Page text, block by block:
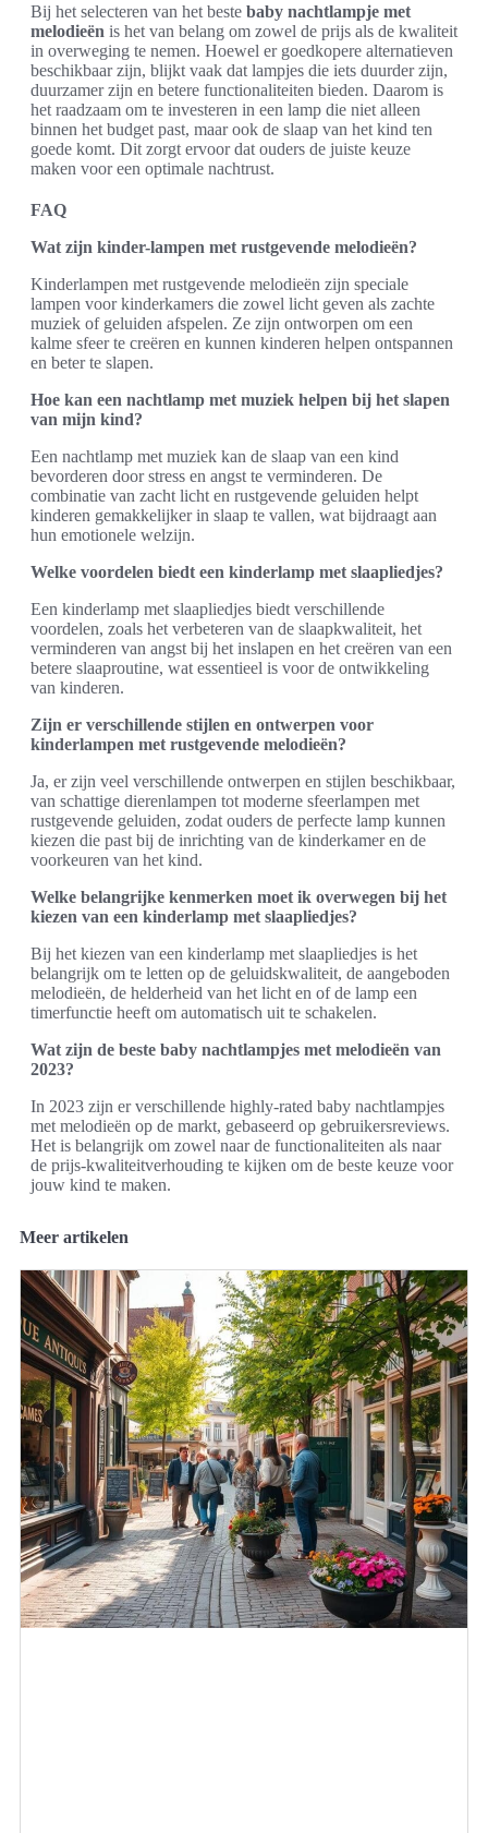
Bij het selecteren van het beste baby nachtlampje met
melodieën is het van belang om zowel de prijs als de kwaliteit
in overweging te nemen. Hoewel er goedkopere alternatieven
beschikbaar zijn, blijkt vaak dat lampjes die iets duurder zijn,
duurzamer zijn en betere functionaliteiten bieden. Daarom is
het raadzaam om te investeren in een lamp die niet alleen
binnen het budget past, maar ook de slaap van het kind ten
goede komt. Dit zorgt ervoor dat ouders de juiste keuze
maken voor een optimale nachtrust.
FAQ
Wat zijn kinder-lampen met rustgevende melodieën?
Kinderlampen met rustgevende melodieën zijn speciale
lampen voor kinderkamers die zowel licht geven als zachte
muziek of geluiden afspelen. Ze zijn ontworpen om een
kalme sfeer te creëren en kunnen kinderen helpen ontspannen
en beter te slapen.
Hoe kan een nachtlamp met muziek helpen bij het slapen
van mijn kind?
Een nachtlamp met muziek kan de slaap van een kind
bevorderen door stress en angst te verminderen. De
combinatie van zacht licht en rustgevende geluiden helpt
kinderen gemakkelijker in slaap te vallen, wat bijdraagt aan
hun emotionele welzijn.
Welke voordelen biedt een kinderlamp met slaapliedjes?
Een kinderlamp met slaapliedjes biedt verschillende
voordelen, zoals het verbeteren van de slaapkwaliteit, het
verminderen van angst bij het inslapen en het creëren van een
betere slaaproutine, wat essentieel is voor de ontwikkeling
van kinderen.
Zijn er verschillende stijlen en ontwerpen voor
kinderlampen met rustgevende melodieën?
Ja, er zijn veel verschillende ontwerpen en stijlen beschikbaar,
van schattige dierenlampen tot moderne sfeerlampen met
rustgevende geluiden, zodat ouders de perfecte lamp kunnen
kiezen die past bij de inrichting van de kinderkamer en de
voorkeuren van het kind.
Welke belangrijke kenmerken moet ik overwegen bij het
kiezen van een kinderlamp met slaapliedjes?
Bij het kiezen van een kinderlamp met slaapliedjes is het
belangrijk om te letten op de geluidskwaliteit, de aangeboden
melodieën, de helderheid van het licht en of de lamp een
timerfunctie heeft om automatisch uit te schakelen.
Wat zijn de beste baby nachtlampjes met melodieën van
2023?
In 2023 zijn er verschillende highly-rated baby nachtlampjes
met melodieën op de markt, gebaseerd op gebruikersreviews.
Het is belangrijk om zowel naar de functionaliteiten als naar
de prijs-kwaliteitverhouding te kijken om de beste keuze voor
jouw kind te maken.
Meer artikelen